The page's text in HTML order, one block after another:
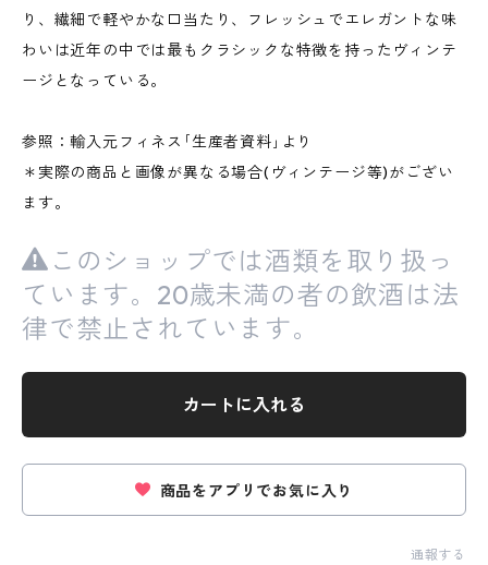
り、繊細で軽やかな口当たり、フレッシュでエレガントな味
わいは近年の中では最もクラシックな特徴を持ったヴィンテ
ージとなっている。
参照：輸入元フィネス｢生産者資料｣より
＊実際の商品と画像が異なる場合(ヴィンテージ等)がござい
ます。
このショップでは酒類を取り扱っ
ています。20歳未満の者の飲酒は法
律で禁止されています。
カートに入れる
商品をアプリでお気に入り
通報する